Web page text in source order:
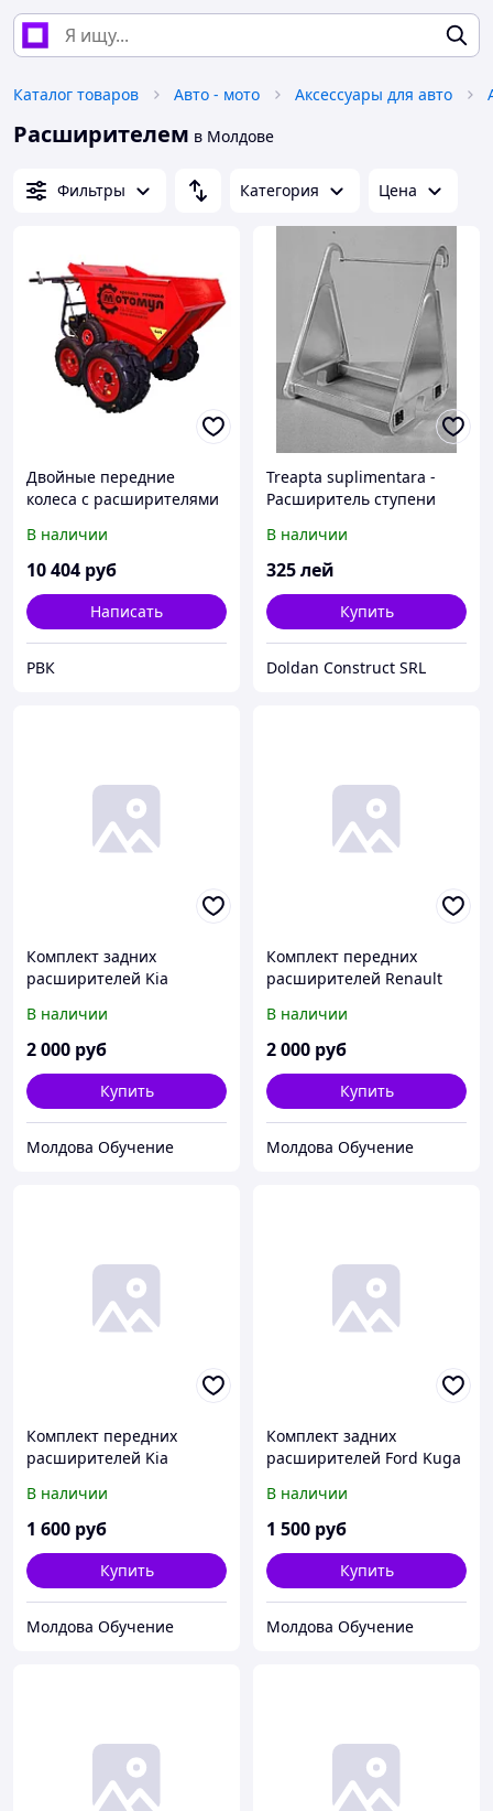
Каталог товаров Авто - мото Аксессуары для авто
Расширителем в Молдове
Фильтры Категория Цена
Двойные передние
колеса с расширителями
В наличии
10 404 руб
Написать
РВК
Treapta suplimentara -
Расширитель ступени
В наличии
325лей
Купить
Doldan Construct SRL
Комплект задних
расширителей Kia
В наличии
2 000 руб
Купить
Молдова Обучение
Комплект передних
расширителей Renault
В наличии
2 000 руб
Купить
Молдова Обучение
Комплект передних
расширителей Kia
В наличии
1 600 руб
Купить
Молдова Обучение
Комплект задних
расширителей Ford Kuga
В наличии
1 500 руб
Купить
Молдова Обучение